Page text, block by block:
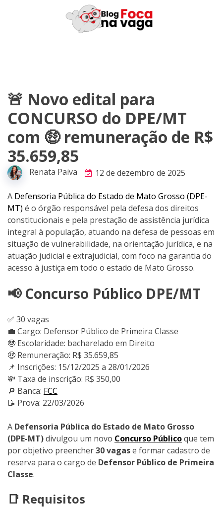
🚨 Novo edital para
CONCURSO do DPE/MT
com 🤑 remuneração de R$
35.659,85
Renata Paiva 12 de dezembro de 2025
A Defensoria Pública do Estado de Mato Grosso (DPE-
MT) é o órgão responsável pela defesa dos direitos
constitucionais e pela prestação de assistência jurídica
integral à população, atuando na defesa de pessoas em
situação de vulnerabilidade, na orientação jurídica, e na
atuação judicial e extrajudicial, com foco na garantia do
acesso à justiça em todo o estado de Mato Grosso.
📢 Concurso Público DPE/MT
✅ 30 vagas
💼 Cargo: Defensor Público de Primeira Classe
🤓 Escolaridade: bacharelado em Direito
🤑 Remuneração: R$ 35.659,85
📌 Inscrições: 15/12/2025 a 28/01/2026
💸 Taxa de inscrição: R$ 350,00
🔎 Banca: FCC
📝 Prova: 22/03/2026
A Defensoria Pública do Estado de Mato Grosso
(DPE-MT)divulgou um novo Concurso Públicoque tem
por objetivo preencher30 vagase formar cadastro de
reserva para o cargo de Defensor Público de Primeira
Classe.
📑 Requisitos